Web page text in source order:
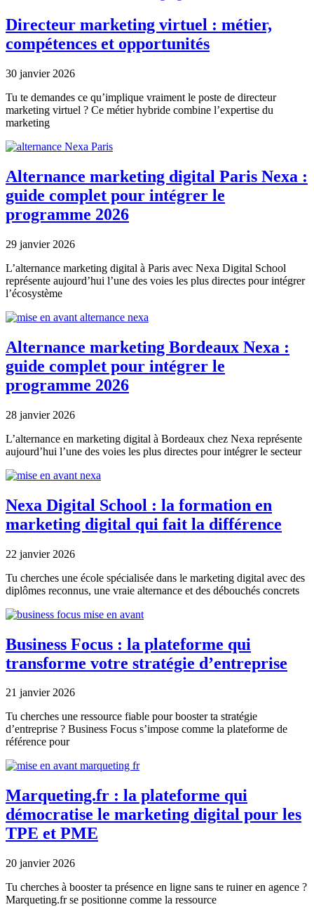
Directeur marketing virtuel : métier,
compétences et opportunités
30 janvier 2026
Tu te demandes ce qu’implique vraiment le poste de directeur
marketing virtuel ? Ce métier hybride combine l’expertise du
marketing
Alternance marketing digital Paris Nexa :
guide complet pour intégrer le
programme 2026
29 janvier 2026
L’alternance marketing digital à Paris avec Nexa Digital School
représente aujourd’hui l’une des voies les plus directes pour intégrer
l’écosystème
Alternance marketing Bordeaux Nexa :
guide complet pour intégrer le
programme 2026
28 janvier 2026
L’alternance en marketing digital à Bordeaux chez Nexa représente
aujourd’hui l’une des voies les plus directes pour intégrer le secteur
Nexa Digital School : la formation en
marketing digital qui fait la différence
22 janvier 2026
Tu cherches une école spécialisée dans le marketing digital avec des
diplômes reconnus, une vraie alternance et des débouchés concrets
Business Focus : la plateforme qui
transforme votre stratégie d’entreprise
21 janvier 2026
Tu cherches une ressource fiable pour booster ta stratégie
d’entreprise ? Business Focus s’impose comme la plateforme de
référence pour
Marqueting.fr : la plateforme qui
démocratise le marketing digital pour les
TPE et PME
20 janvier 2026
Tu cherches à booster ta présence en ligne sans te ruiner en agence ?
Marqueting.fr se positionne comme la ressource